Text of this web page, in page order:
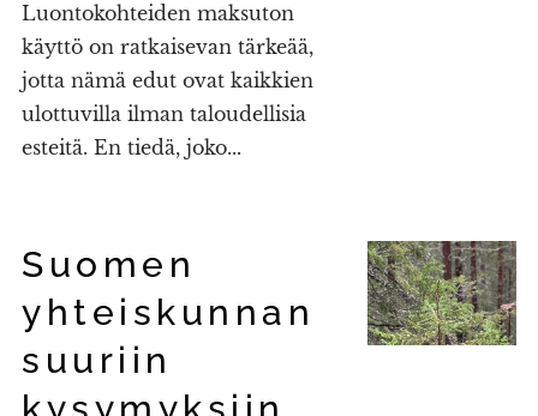
Luontokohteiden maksuton
käyttö on ratkaisevan tärkeää,
jotta nämä edut ovat kaikkien
ulottuvilla ilman taloudellisia
esteitä. En tiedä, joko...
Suomen
yhteiskunnan
suuriin